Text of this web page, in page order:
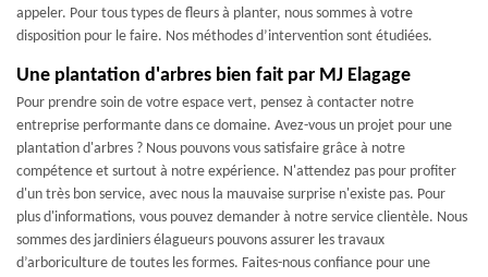
appeler. Pour tous types de fleurs à planter, nous sommes à votre
disposition pour le faire. Nos méthodes d’intervention sont étudiées.
Une plantation d'arbres bien fait par MJ Elagage
Pour prendre soin de votre espace vert, pensez à contacter notre
entreprise performante dans ce domaine. Avez-vous un projet pour une
plantation d'arbres ? Nous pouvons vous satisfaire grâce à notre
compétence et surtout à notre expérience. N'attendez pas pour profiter
d'un très bon service, avec nous la mauvaise surprise n'existe pas. Pour
plus d'informations, vous pouvez demander à notre service clientèle. Nous
sommes des jardiniers élagueurs pouvons assurer les travaux
d’arboriculture de toutes les formes. Faites-nous confiance pour une